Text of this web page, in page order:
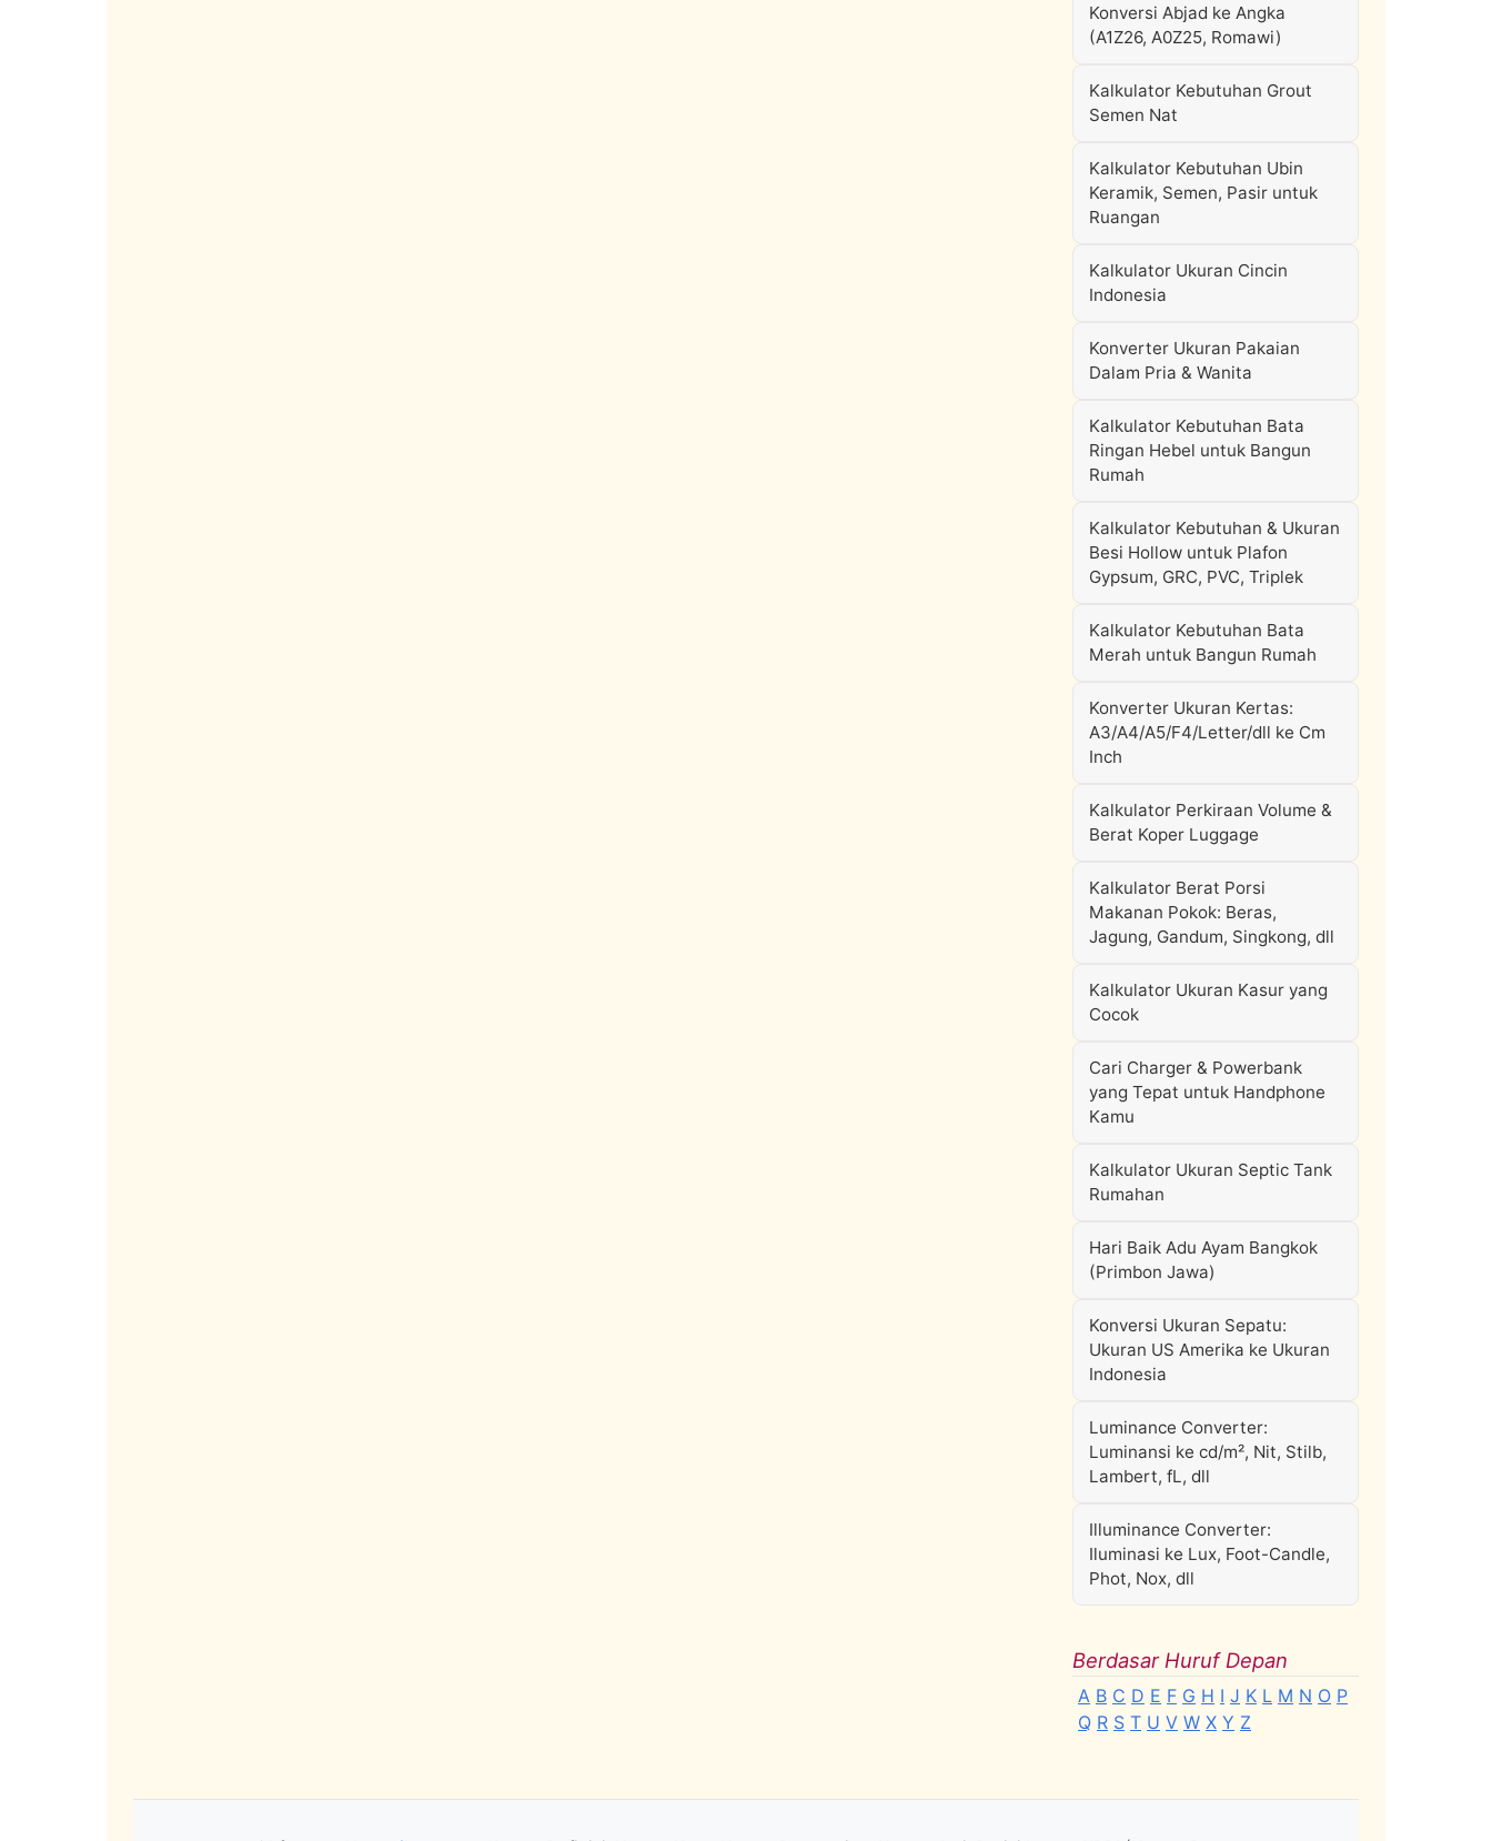
Konversi Abjad ke Angka
(A1Z26, A0Z25, Romawi)
Kalkulator Kebutuhan Grout
Semen Nat
Kalkulator Kebutuhan Ubin
Keramik, Semen, Pasir untuk
Ruangan
Kalkulator Ukuran Cincin
Indonesia
Konverter Ukuran Pakaian
Dalam Pria & Wanita
Kalkulator Kebutuhan Bata
Ringan Hebel untuk Bangun
Rumah
Kalkulator Kebutuhan & Ukuran
Besi Hollow untuk Plafon
Gypsum, GRC, PVC, Triplek
Kalkulator Kebutuhan Bata
Merah untuk Bangun Rumah
Konverter Ukuran Kertas:
A3/A4/A5/F4/Letter/dll ke Cm
Inch
Kalkulator Perkiraan Volume &
Berat Koper Luggage
Kalkulator Berat Porsi
Makanan Pokok: Beras,
Jagung, Gandum, Singkong, dll
Kalkulator Ukuran Kasur yang
Cocok
Cari Charger & Powerbank
yang Tepat untuk Handphone
Kamu
Kalkulator Ukuran Septic Tank
Rumahan
Hari Baik Adu Ayam Bangkok
(Primbon Jawa)
Konversi Ukuran Sepatu:
Ukuran US Amerika ke Ukuran
Indonesia
Luminance Converter:
Luminansi ke cd/m², Nit, Stilb,
Lambert, fL, dll
Illuminance Converter:
Iluminasi ke Lux, Foot-Candle,
Phot, Nox, dll
Berdasar Huruf Depan
A B C D E F G H I J K L M N O P
Q R S T U V W X Y Z